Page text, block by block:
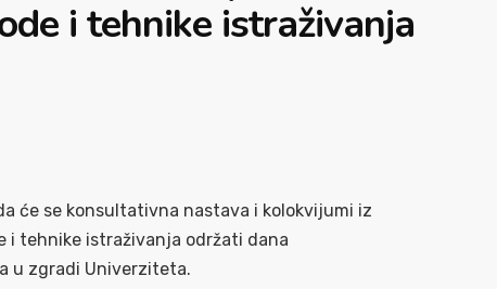
i tehnike istraživanja
će se konsultativna nastava i kolokvijumi iz
i tehnike istraživanja održati dana
u zgradi Univerziteta.